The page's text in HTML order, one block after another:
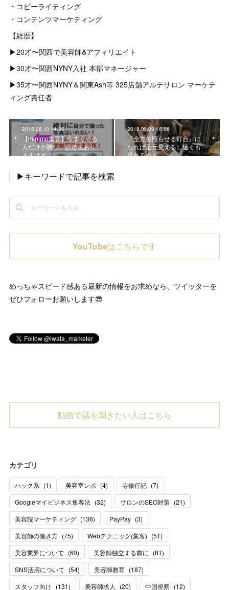
・コピーライティング
・コンテンツマーケティング
【経歴】
▶︎20才〜関西で美容師&アフィリエイト
▶︎30才〜関西NYNY入社 本部マネージャー
▶︎35才〜関西NYNY＆関東Ash等 325店舗アルテサロン マーケテ
ィング責任者
2018.06.10 14:33
【minimo集客】今すぐやる
人だけが勝つ、必勝法あり
ますけど。
2018.06.09 16:08
『全方位照らせる灯台』に
なれば足元見えるし遠くも
見れるやん
▶キーワードで記事を検索
YouTubeはこちらです
めっちゃスピード感ある最新の情報をお求めなら、ツイッターを
ぜひフォローお願いします😎
動画で話を聞きたい人はこちら
カテゴリ
ハック系 (1) 美容室レポ (4) 寺修行記 (7)
Googleマイビジネス集客法 (32) サロンのSEO対策 (21)
美容院マーケティング (136) PayPay (3)
美容師の働き方 (75) Webテクニック(集客) (51)
美容業界について (60) 美容師独立する前に (81)
SNS活用について (54) 美容師教育 (187)
スタッフ向け (131) 美容師求人 (20) 中国視察 (12)